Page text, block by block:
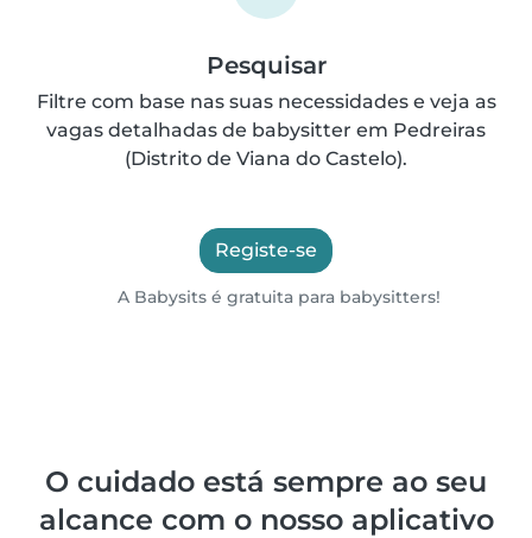
Pesquisar
Filtre com base nas suas necessidades e veja as
vagas detalhadas de babysitter em Pedreiras
(Distrito de Viana do Castelo).
Registe-se
A Babysits é gratuita para babysitters!
O cuidado está sempre ao seu
alcance com o nosso aplicativo